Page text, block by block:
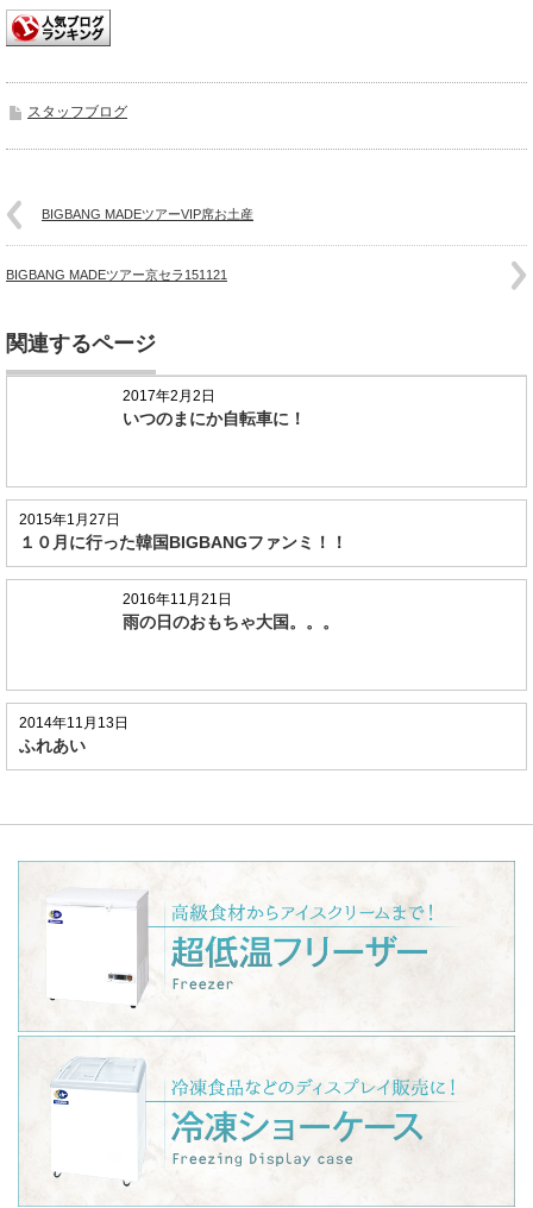
スタッフブログ
BIGBANG MADEツアーVIP席お土産
BIGBANG MADEツアー京セラ151121
関連するページ
2017年2月2日
いつのまにか自転車に！
2015年1月27日
１０月に行った韓国BIGBANGファンミ！！
2016年11月21日
雨の日のおもちゃ大国。。。
2014年11月13日
ふれあい